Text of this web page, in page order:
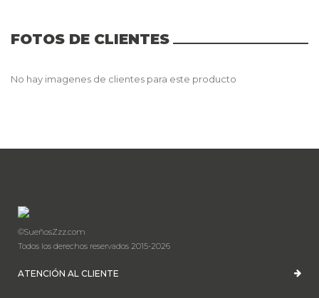
FOTOS DE CLIENTES
No hay imagenes de clientes para este producto
©SueñosZzz.com
Todos los derechos reservados 2015-2026
ATENCIÓN AL CLIENTE